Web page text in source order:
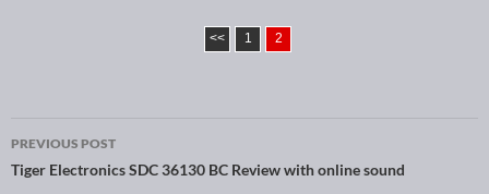
<< 1 2
Post navigation
PREVIOUS POST
Tiger Electronics SDC 36130 BC Review with online sound